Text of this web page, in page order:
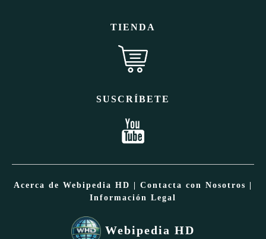
TIENDA
SUSCRÍBETE
Acerca de Webipedia HD Contacta con Nosotros
Información Legal
Webipedia HD